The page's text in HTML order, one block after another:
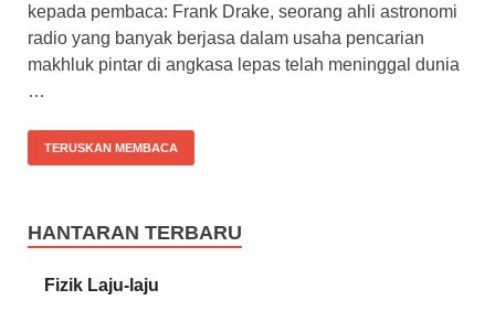
kepada pembaca: Frank Drake, seorang ahli astronomi
radio yang banyak berjasa dalam usaha pencarian
makhluk pintar di angkasa lepas telah meninggal dunia
…
TERUSKAN MEMBACA
HANTARAN TERBARU
Fizik Laju-laju